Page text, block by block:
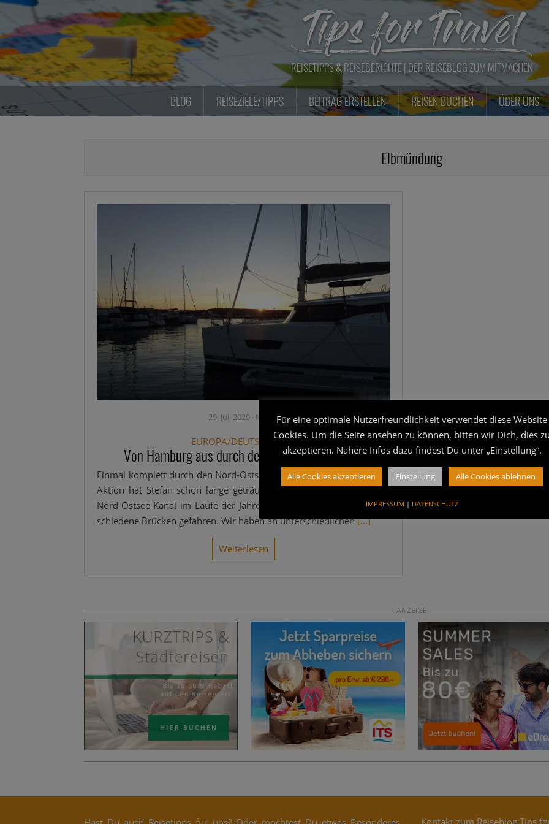
Zum
springen
REISETIPPS & REISEBERICHTE | DER REISEBLOG ZUM MITMACHEN
BLOG REISEZIELE/TIPPS BEITRAG ERSTELLEN REISEN BUCHEN ÜBER UNS
Elbmündung
29. Juli 2020 · MABU
EUROPA/DEUTSCHLAND
Von Hamburg aus durch den Nord-Ostsee-Kanal
Ein­mal kom­plett durch den Nord-Ost­­see-Kanal schip­pern! Von die­ser
Akti­on hat Ste­fan schon lan­ge geträumt. Über­quert haben wir den
Nord-Ost­­see-Kanal im Lau­fe der Jah­re schon oft. Wir sind über ver­
schie­de­ne Brü­cken gefah­ren. Wir haben an unter­schied­li­chen[...]
Wei­ter­le­sen
ANZEIGE
Kontakt zum Reiseblog Tips
Für eine optimale Nutzerfreundlichkeit verwendet diese Website
Cookies. Um die Seite ansehen zu können, bitten wir Dich, dies
akzeptieren. Nähere Infos dazu findest Du unter „Einstellung“.
Alle Cookies akzeptieren Einstellung Alle Cookies ablehnen
IMPRESSUM | DATENSCHUTZ